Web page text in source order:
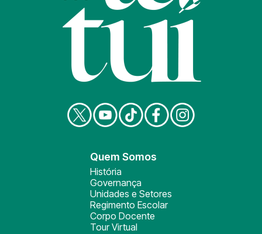
Quem Somos
História
Governança
Unidades e Setores
Regimento Escolar
Corpo Docente
Tour Virtual